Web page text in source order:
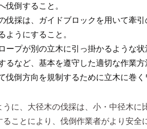
伐倒すること。
伐採は、ガイドブロックを用いて牽
ようにすること。
ープが別の立木に引っ掛かるような
るなど、基本を遵守した適切な作業方
伐倒方向を規制するために立木に巻
に、大径木の伐採は、小・中径木に
ることにより、伐倒作業者がより安